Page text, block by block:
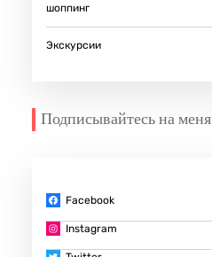
шоппинг
Экскурсии
Подписывайтесь на меня
Facebook
Instagram